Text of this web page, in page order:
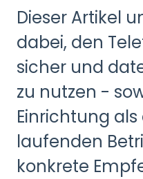
Dieser Artikel
dabei, den
sicher und
zu nutzen -
Einrichtung
laufenden
konkrete